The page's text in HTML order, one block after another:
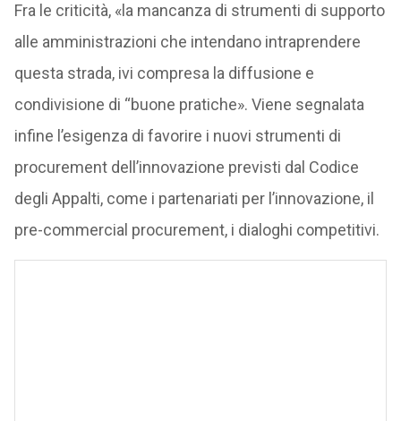
Fra le criticità, «la mancanza di strumenti di supporto
alle amministrazioni che intendano intraprendere
questa strada, ivi compresa la diffusione e
condivisione di “buone pratiche». Viene segnalata
infine l’esigenza di favorire i nuovi strumenti di
procurement dell’innovazione previsti dal Codice
degli Appalti, come i partenariati per l’innovazione, il
pre-commercial procurement, i dialoghi competitivi.